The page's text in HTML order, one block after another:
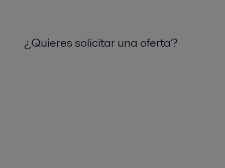
¿Quieres solicitar una oferta?